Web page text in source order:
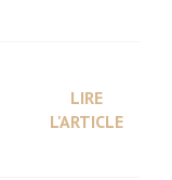
LIRE
L'ARTICLE